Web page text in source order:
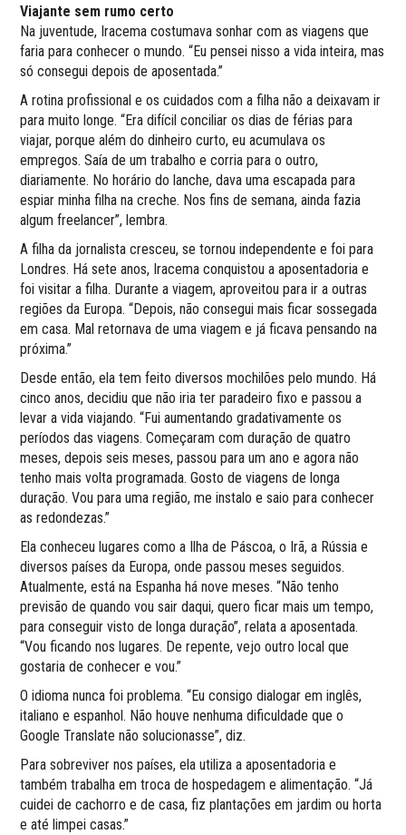
Viajante sem rumo certo
Na juventude, Iracema costumava sonhar com as viagens que
faria para conhecer o mundo. “Eu pensei nisso a vida inteira, mas
só consegui depois de aposentada.”
A rotina profissional e os cuidados com a filha não a deixavam ir
para muito longe. “Era difícil conciliar os dias de férias para
viajar, porque além do dinheiro curto, eu acumulava os
empregos. Saía de um trabalho e corria para o outro,
diariamente. No horário do lanche, dava uma escapada para
espiar minha filha na creche. Nos fins de semana, ainda fazia
algum freelancer”, lembra.
A filha da jornalista cresceu, se tornou independente e foi para
Londres. Há sete anos, Iracema conquistou a aposentadoria e
foi visitar a filha. Durante a viagem, aproveitou para ir a outras
regiões da Europa. “Depois, não consegui mais ficar sossegada
em casa. Mal retornava de uma viagem e já ficava pensando na
próxima.”
Desde então, ela tem feito diversos mochilões pelo mundo. Há
cinco anos, decidiu que não iria ter paradeiro fixo e passou a
levar a vida viajando. “Fui aumentando gradativamente os
períodos das viagens. Começaram com duração de quatro
meses, depois seis meses, passou para um ano e agora não
tenho mais volta programada. Gosto de viagens de longa
duração. Vou para uma região, me instalo e saio para conhecer
as redondezas.”
Ela conheceu lugares como a Ilha de Páscoa, o Irã, a Rússia e
diversos países da Europa, onde passou meses seguidos.
Atualmente, está na Espanha há nove meses. “Não tenho
previsão de quando vou sair daqui, quero ficar mais um tempo,
para conseguir visto de longa duração”, relata a aposentada.
“Vou ficando nos lugares. De repente, vejo outro local que
gostaria de conhecer e vou.”
O idioma nunca foi problema. “Eu consigo dialogar em inglês,
italiano e espanhol. Não houve nenhuma dificuldade que o
Google Translate não solucionasse”, diz.
Para sobreviver nos países, ela utiliza a aposentadoria e
também trabalha em troca de hospedagem e alimentação. “Já
cuidei de cachorro e de casa, fiz plantações em jardim ou horta
e até limpei casas.”